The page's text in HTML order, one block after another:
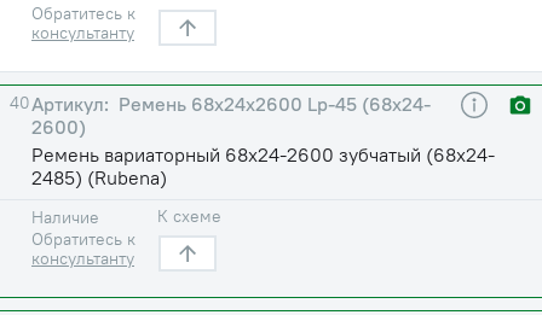
Обратитесь к
консультанту
40
Ремень 68х24х2600 Lp-45 (68х24-
2600)
Ремень вариаторный 68х24-2600 зубчатый (68х24-
2485) (Rubena)
Наличие
Обратитесь к
консультанту
К схеме